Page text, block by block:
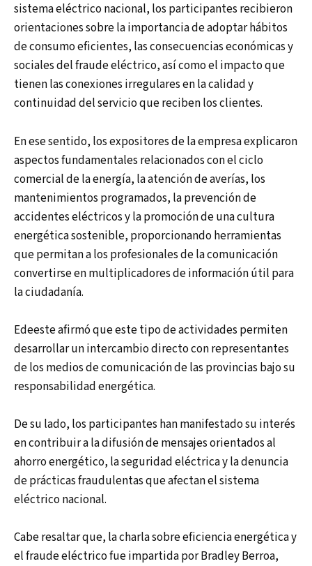
sistema eléctrico nacional, los participantes recibieron
orientaciones sobre la importancia de adoptar hábitos
de consumo eficientes, las consecuencias económicas y
sociales del fraude eléctrico, así como el impacto que
tienen las conexiones irregulares en la calidad y
continuidad del servicio que reciben los clientes.
En ese sentido, los expositores de la empresa explicaron
aspectos fundamentales relacionados con el ciclo
comercial de la energía, la atención de averías, los
mantenimientos programados, la prevención de
accidentes eléctricos y la promoción de una cultura
energética sostenible, proporcionando herramientas
que permitan a los profesionales de la comunicación
convertirse en multiplicadores de información útil para
la ciudadanía.
Edeeste afirmó que este tipo de actividades permiten
desarrollar un intercambio directo con representantes
de los medios de comunicación de las provincias bajo su
responsabilidad energética.
De su lado, los participantes han manifestado su interés
en contribuir a la difusión de mensajes orientados al
ahorro energético, la seguridad eléctrica y la denuncia
de prácticas fraudulentas que afectan el sistema
eléctrico nacional.
Cabe resaltar que, la charla sobre eficiencia energética y
el fraude eléctrico fue impartida por Bradley Berroa,